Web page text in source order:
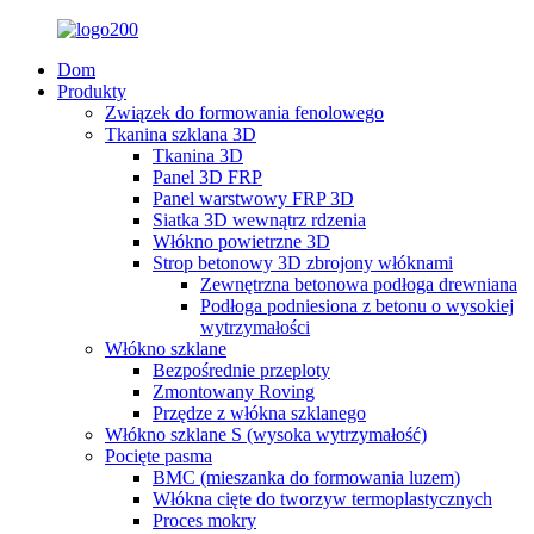
Dom
Produkty
Związek do formowania fenolowego
Tkanina szklana 3D
Tkanina 3D
Panel 3D FRP
Panel warstwowy FRP 3D
Siatka 3D wewnątrz rdzenia
Włókno powietrzne 3D
Strop betonowy 3D zbrojony włóknami
Zewnętrzna betonowa podłoga drewniana
Podłoga podniesiona z betonu o wysokiej
wytrzymałości
Włókno szklane
Bezpośrednie przeploty
Zmontowany Roving
Przędze z włókna szklanego
Włókno szklane S (wysoka wytrzymałość)
Pocięte pasma
BMC (mieszanka do formowania luzem)
Włókna cięte do tworzyw termoplastycznych
Proces mokry